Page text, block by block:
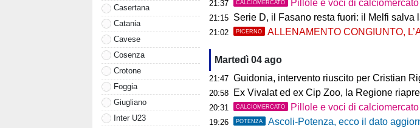
Casertana
Catania
Cavese
Cosenza
Crotone
Foggia
Giugliano
Inter U23
21:37 CALCIOMERCATO Pillole e voci di calciomercato
21:15 Serie D, il Fasano resta fuori: il Melfi salva la categoria.
21:02 PICERNO ALLENAMENTO CONGIUNTO, L’AZ
Martedì 04 ago
21:47 Guidonia, intervento riuscito per Cristian Riggio
20:58 Ex Vivalat ed ex Cip Zoo, la Regione riapre i
20:31 CALCIOMERCATO Pillole e voci di calciomercato
19:26 POTENZA Ascoli-Potenza, ecco il dato